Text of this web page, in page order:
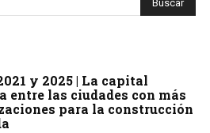
y 2025 | La capital
entre las ciudades con más
para la construcción